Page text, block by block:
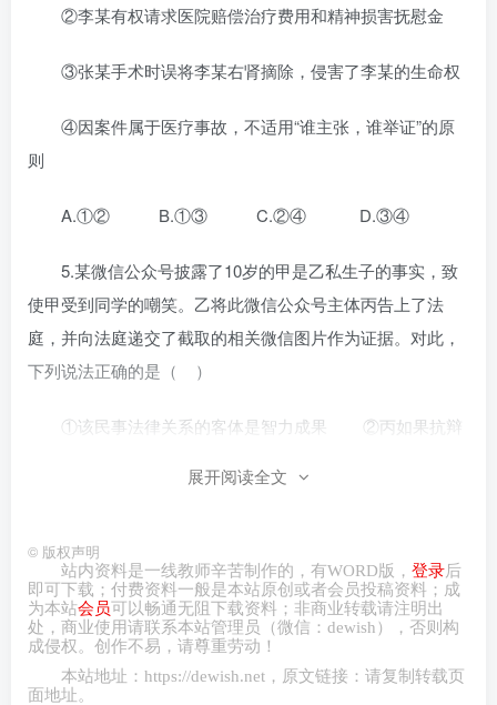
②李某有权请求医院赔偿治疗费用和精神损害抚慰金
③张某手术时误将李某右肾摘除，侵害了李某的生命权
④因案件属于医疗事故，不适用“谁主张，谁举证”的原
则
A.①② B.①③ C.②④ D.③④
5.某微信公众号披露了10岁的甲是乙私生子的事实，致
使甲受到同学的嘲笑。乙将此微信公众号主体丙告上了法
庭，并向法庭递交了截取的相关微信图片作为证据。对此，
下列说法正确的是（ ）
①该民事法律关系的客体是智力成果 ②丙如果抗辩
庭辩论阶段递交证据
A.①② B.②④ C.②③ D.③④
6.邓女士散步时被一只狗咬伤，邓女士跟着狗找到马某
家并要求马某担责，马某辩称，这只狗是流浪狗，他并非狗
展开阅读全文
© 版权声明
站内资料是一线教师辛苦制作的，有WORD版， 登录后
即可下载；付费资料一般是本站原创或者会员投稿资料；成
为本站会员可以畅通无阻下载资料；非商业转载请注明出
处，商业使用请联系本站管理员（微信： dewish ），否则构
成侵权。创作不易，请尊重劳动！
本站地址： https://dewish.net ，原文链接：请复制转载页
面地址。